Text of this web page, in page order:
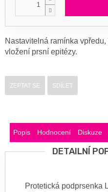
Nastavitelná ramínka
vložení prsní epitézy.
ZEPTAT SE SDÍLET
Popis Hodnocení Diskuze
DETAILNÍ
Protetická podprsenka